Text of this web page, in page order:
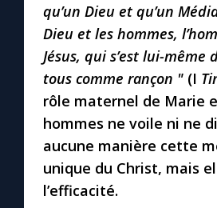
Prier au quotidien
Avec Thérèse de Lisieux
L'Évangile chaque jour
Les premiers samedis du mois
Marie qui défait les nœuds
qu’un Dieu et qu’un
Dieu et les hommes,
Jésus, qui s’est lui-même
tous comme rançon " (I
rôle maternel de Marie
hommes ne voile ni ne
aucune manière cette
unique du Christ, mais
l’efficacité.